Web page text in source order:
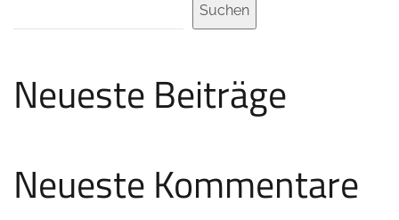
Suchen
Neueste Beiträge
Neueste Kommentare